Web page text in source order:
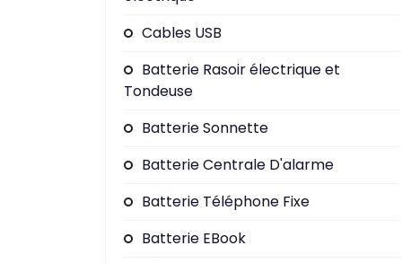
Cables USB
Batterie Rasoir électrique et
Tondeuse
Batterie Sonnette
Batterie Centrale D'alarme
Batterie Téléphone Fixe
Batterie EBook